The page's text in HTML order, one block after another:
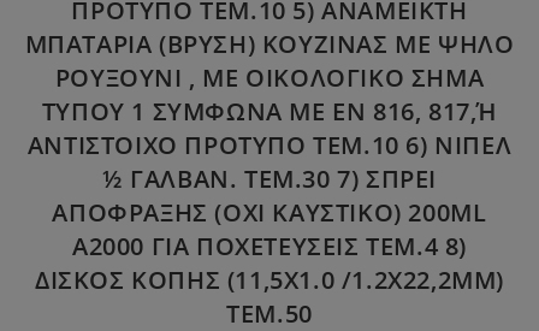
ΠΡΟΤΥΠΟ ΤΕΜ.10 5) ΑΝΑΜΕΙΚΤΗ
ΜΠΑΤΑΡΙΑ (ΒΡΥΣΗ) ΚΟΥΖΙΝΑΣ ΜΕ ΨΗΛΟ
ΡΟΥΞΟΥΝΙ , ΜΕ ΟΙΚΟΛΟΓΙΚΟ ΣΗΜΑ
ΤΥΠΟΥ 1 ΣΥΜΦΩΝΑ ΜΕ ΕΝ 816, 817,Ή
ΑΝΤΙΣΤΟΙΧΟ ΠΡΟΤΥΠΟ ΤΕΜ.10 6) ΝΙΠΕΛ
½ ΓΑΛΒΑΝ. ΤΕΜ.30 7) ΣΠΡΕΙ
ΑΠΟΦΡΑΞΗΣ (ΟΧΙ ΚΑΥΣΤΙΚΟ) 200ML
A2000 ΓΙΑ ΠΟΧΕΤΕΥΣΕΙΣ ΤΕΜ.4 8)
ΔΙΣΚΟΣ ΚΟΠΗΣ (11,5Χ1.0 /1.2Χ22,2ΜΜ)
ΤΕΜ.50